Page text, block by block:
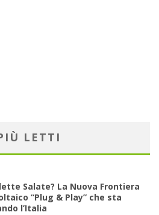
LETTI
Salate? La Nuova Frontiera
“Plug & Play” che sta
l’Italia